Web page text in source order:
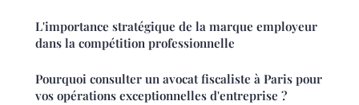
L'importance stratégique de la marque employeur
dans la compétition professionnelle
Pourquoi consulter un avocat fiscaliste à Paris pour
vos opérations exceptionnelles d'entreprise ?